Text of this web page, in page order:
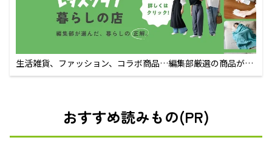
生活雑貨、ファッション、コラボ商品…編集部厳選の商品が買
えるECサイト
おすすめ読みもの(PR)